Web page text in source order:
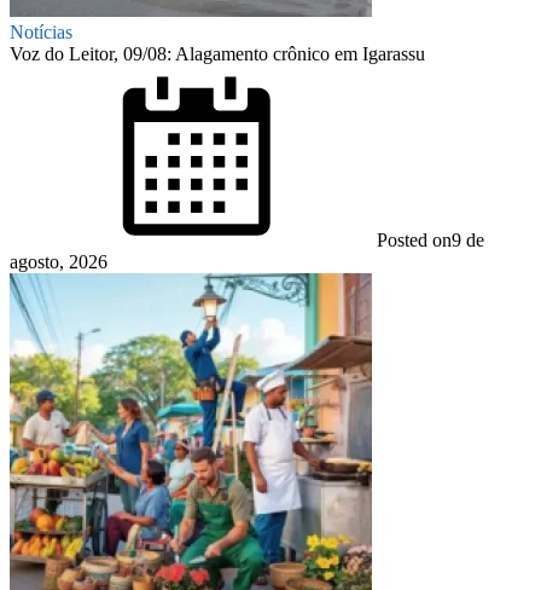
Notícias
Voz do Leitor, 09/08: Alagamento crônico em Igarassu
Posted on9 de
agosto, 2026